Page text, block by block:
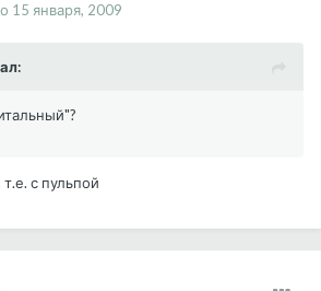
15 января, 2009
с пульпой